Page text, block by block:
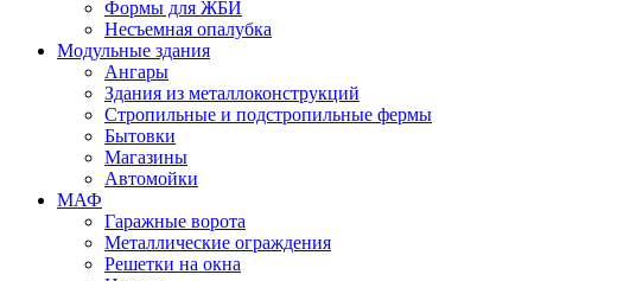
Формы для ЖБИ
Несъемная опалубка
Модульные здания
Ангары
Здания из металлоконструкций
Стропильные и подстропильные фермы
Бытовки
Магазины
Автомойки
МАФ
Гаражные ворота
Металлические ограждения
Решетки на окна